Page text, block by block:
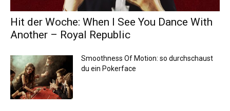
Hit der Woche: When I See You Dance With
Another – Royal Republic
Smoothness Of Motion: so durchschaust
du ein Pokerface